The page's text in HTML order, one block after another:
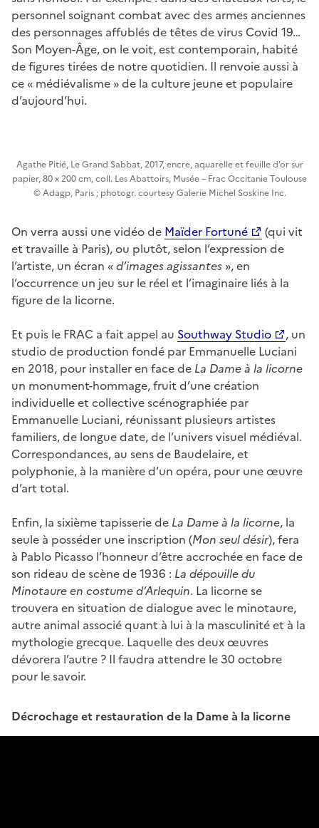
personnel soignant combat avec des armes anciennes
des personnages affublés de têtes de virus Covid 19…
Son Moyen-Âge, on le voit, est contemporain, habité
de figures tirées de notre quotidien. Il renvoie aussi à
ce « médiévalisme » de la culture jeune et populaire
d’aujourd’hui.
Agathe Pitié, Le Grand Sabbat, 2017, encre, aquarelle et feuille d’or sur
papier, 80 x 200 cm, coll. Les Abattoirs, Musée – Frac Occitanie Toulouse
© Adagp, Paris ; photogr. courtesy Galerie Michel Soskine Inc.
On verra aussi une vidéo de Maïder Fortuné
(qui vit
et travaille à Paris), ou plutôt, selon l’expression de
l’artiste, un écran «d’images agissantes », en
l’occurrence un jeu sur le réel et l’imaginaire liés à la
figure de la licorne.
Et puis le FRAC a fait appel au Southway Studio
, un
studio de production fondé par Emmanuelle Luciani
en 2018, pour installer en face de La Dame à la licorne
un monument-hommage, fruit d’une création
individuelle et collective scénographiée par
Emmanuelle Luciani, réunissant plusieurs artistes
familiers, de longue date, de l’univers visuel médiéval.
Correspondances, au sens de Baudelaire, et
polyphonie, à la manière d’un opéra, pour une œuvre
d’art total.
Enfin, la sixième tapisserie de La Dame à la licorne, la
seule à posséder une inscription (Mon seul désir), fera
à Pablo Picasso l’honneur d’être accrochée en face de
son rideau de scène de 1936 : La dépouille du
Minotaure en costume d’Arlequin. La licorne se
trouvera en situation de dialogue avec le minotaure,
autre animal associé quant à lui à la masculinité et à la
mythologie grecque. Laquelle des deux œuvres
dévorera l’autre ? Il faudra attendre le 30 octobre
pour le savoir.
Décrochage et restauration de la Dame à la licorne